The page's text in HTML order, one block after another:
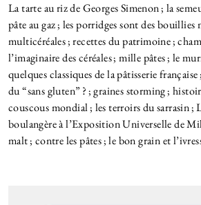
La tarte au riz de Georges Simenon ; la
pâte au gaz ; les porridges sont des bouillies
multicéréales ; recettes du patrimoine ;
l’imaginaire des céréales ; mille pâtes ; le
quelques classiques de la pâtisserie
du “sans gluten” ? ; graines storming ;
couscous mondial ; les terroirs du sarrasin ;
boulangère à l’Exposition Universelle de
malt ; contre les pâtes ; le bon grain et